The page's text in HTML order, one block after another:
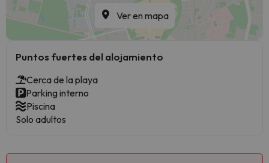
Ver en mapa
Puntos fuertes del alojamiento
Cerca de la playa
Parking interno
Piscina
Solo adultos